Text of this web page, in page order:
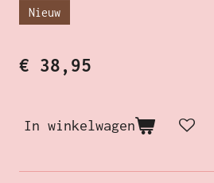
Nieuw
€ 38,95
In winkelwagen